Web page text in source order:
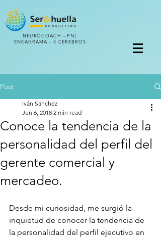
NEUROCOACH - PNL
ENEAGRAMA - 3 CEREBROS
Post
Conoce la tendencia de la
personalidad del perfil del
gerente comercial y
mercadeo.
Iván Sánchez
Jun 6, 2018 2 min read
Desde mi curiosidad, me surgió la
inquietud de conocer la tendencia de
la personalidad del perfil ejecutivo en